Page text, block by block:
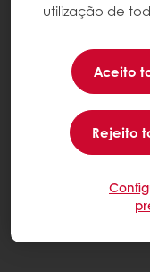
utilização de
Aceito
Rejeito